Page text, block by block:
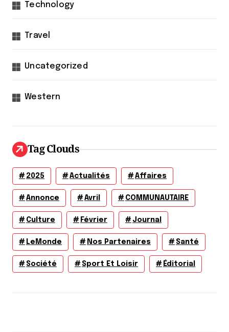
Technology
Travel
Uncategorized
Western
Tag Clouds
2025 Actualités Affaires
Annonce Avril COMMUNAUTAIRE
Culture Février Journal
LeMonde Nos Partenaires Santé
Société Sport Et Loisir Éditorial